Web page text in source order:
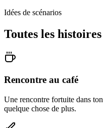
Idées de scénarios
Toutes les
Rencontre au café
Une rencontre fortuite dans
quelque chose de plus.